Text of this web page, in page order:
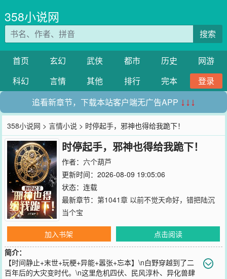
358小说网
搜索
首页 玄幻 武侠 都市 历史
网游
科幻
言情 其他 排行 完本
登录
追看新章节，下载本站客户端无广告APP ↓↓↓
358小说网 >言情小说 > 时停起手，邪神也得给我跪下！
时停起手，邪神也得给我跪下！
作者： 六个葫芦
更新时间：2026-08-09 19:05:06
状态：连载
最新章节： 第1041章 以前不觉天命好，错把陆沉
当个宝
加入书架
点击阅读
简介：
【时间静止+末世+玩梗+异能+嚣张+忘本】\n白野穿越到了二
百年后的大灾变时代。\n这里危机四伏、民风淳朴、异化兽肆